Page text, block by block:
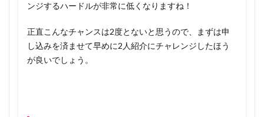
ンジするハードルが非常に低くなりますね！
正直こんなチャンスは2度とないと思うので、まずは申
し込みを済ませて早めに2人紹介にチャレンジしたほう
が良いでしょう。